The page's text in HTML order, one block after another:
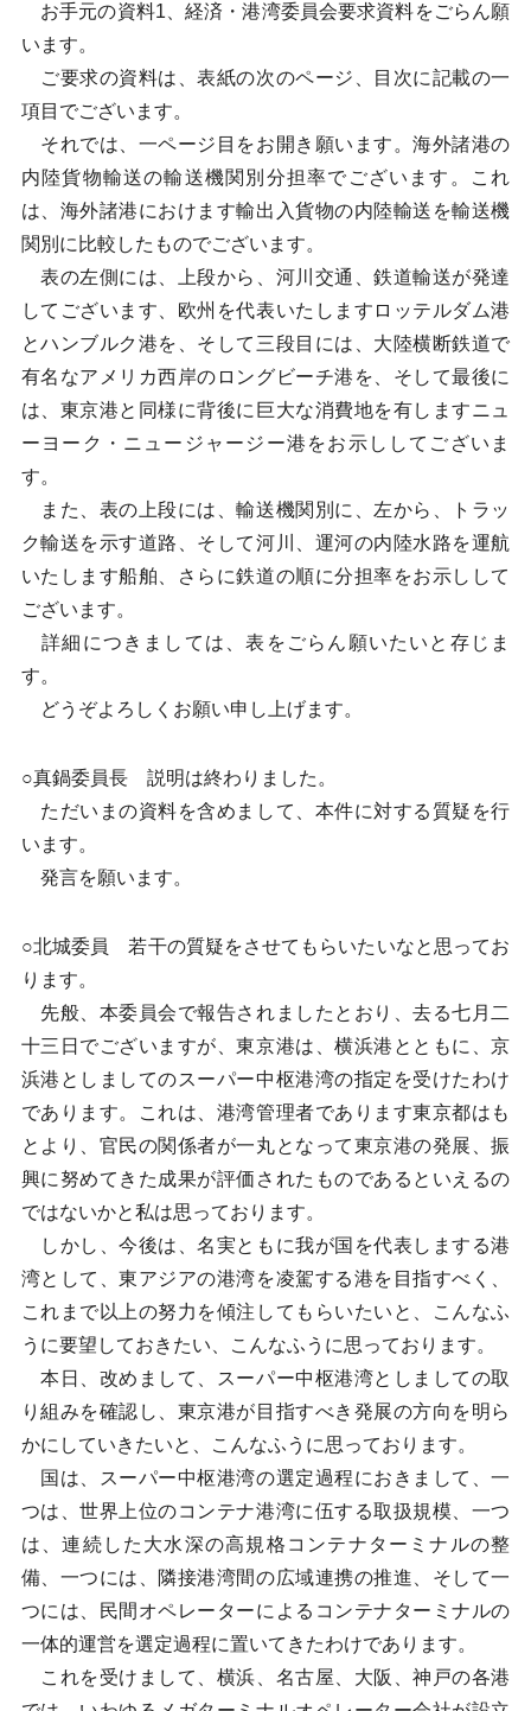
お手元の資料1、経済・港湾委員会要求資料をごらん願
います。
ご要求の資料は、表紙の次のページ、目次に記載の一
項目でございます。
それでは、一ページ目をお開き願います。海外諸港の
内陸貨物輸送の輸送機関別分担率でございます。これ
は、海外諸港におけます輸出入貨物の内陸輸送を輸送機
関別に比較したものでございます。
表の左側には、上段から、河川交通、鉄道輸送が発達
してございます、欧州を代表いたしますロッテルダム港
とハンブルク港を、そして三段目には、大陸横断鉄道で
有名なアメリカ西岸のロングビーチ港を、そして最後に
は、東京港と同様に背後に巨大な消費地を有しますニュ
ーヨーク・ニュージャージー港をお示ししてございま
す。
また、表の上段には、輸送機関別に、左から、トラッ
ク輸送を示す道路、そして河川、運河の内陸水路を運航
いたします船舶、さらに鉄道の順に分担率をお示しして
ございます。
詳細につきましては、表をごらん願いたいと存じま
す。
どうぞよろしくお願い申し上げます。
○真鍋委員長 説明は終わりました。
ただいまの資料を含めまして、本件に対する質疑を行
います。
発言を願います。
○北城委員 若干の質疑をさせてもらいたいなと思ってお
ります。
先般、本委員会で報告されましたとおり、去る七月二
十三日でございますが、東京港は、横浜港とともに、京
浜港としましてのスーパー中枢港湾の指定を受けたわけ
であります。これは、港湾管理者であります東京都はも
とより、官民の関係者が一丸となって東京港の発展、振
興に努めてきた成果が評価されたものであるといえるの
ではないかと私は思っております。
しかし、今後は、名実ともに我が国を代表しまする港
湾として、東アジアの港湾を凌駕する港を目指すべく、
これまで以上の努力を傾注してもらいたいと、こんなふ
うに要望しておきたい、こんなふうに思っております。
本日、改めまして、スーパー中枢港湾としましての取
り組みを確認し、東京港が目指すべき発展の方向を明ら
かにしていきたいと、こんなふうに思っております。
国は、スーパー中枢港湾の選定過程におきまして、一
つは、世界上位のコンテナ港湾に伍する取扱規模、一つ
は、連続した大水深の高規格コンテナターミナルの整
備、一つには、隣接港湾間の広域連携の推進、そして一
つには、民間オペレーターによるコンテナターミナルの
一体的運営を選定過程に置いてきたわけであります。
これを受けまして、横浜、名古屋、大阪、神戸の各港